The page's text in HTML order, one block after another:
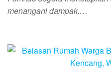
menangani dampak.…